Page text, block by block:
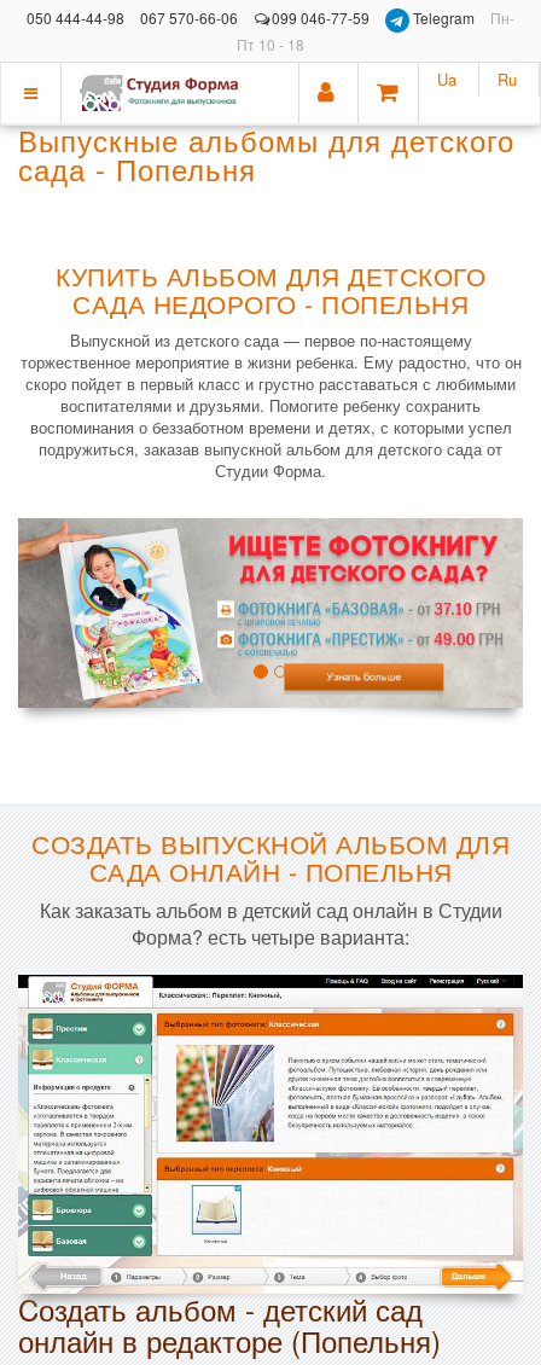
050 444-44-98 067 570-66-06 099 046-77-59 Telegram
Пн-
Пт 10 - 18
Показать
меню
Ua Ru
Выпускные альбомы для детского
сада - Попельня
КУПИТЬ АЛЬБОМ ДЛЯ ДЕТСКОГО
САДА НЕДОРОГО - ПОПЕЛЬНЯ
Выпускной из детского сада — первое по-настоящему
торжественное мероприятие в жизни ребенка. Ему радостно, что он
скоро пойдет в первый класс и грустно расставаться с любимыми
воспитателями и друзьями. Помогите ребенку сохранить
воспоминания о беззаботном времени и детях, с которыми успел
подружиться, заказав выпускной альбом для детского сада от
Студии Форма.
СОЗДАТЬ ВЫПУСКНОЙ АЛЬБОМ ДЛЯ
САДА ОНЛАЙН - ПОПЕЛЬНЯ
Как заказать альбом в детский сад онлайн в Студии
Форма? есть четыре варианта:
Cоздать альбом - детский сад
онлайн в редакторе (Попельня)